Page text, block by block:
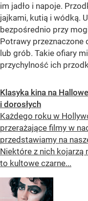
im jadło i napoje.
jajkami, kutią i wódką.
bezpośrednio przy
Potrawy przeznaczone
lub grób. Takie ofiary
przychylność ich
Klasyka kina na
i dorosłych
Każdego roku w
przerażające filmy w
przedstawiamy na
Niektóre z nich kojarzą
to kultowe czarne...